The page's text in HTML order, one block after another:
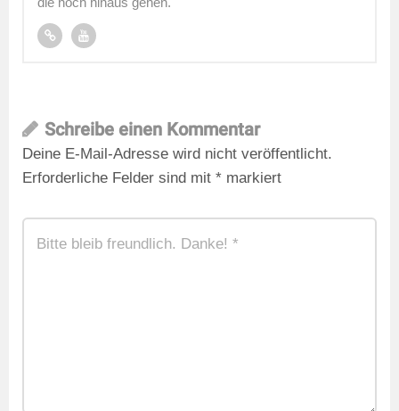
Schreibe einen Kommentar
Deine E-Mail-Adresse wird nicht veröffentlicht.
Erforderliche Felder sind mit * markiert